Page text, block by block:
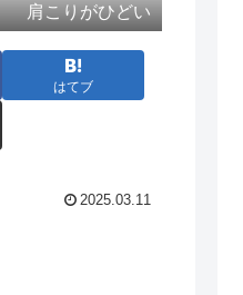
肩こりがひどい
はてブ
2025.03.11